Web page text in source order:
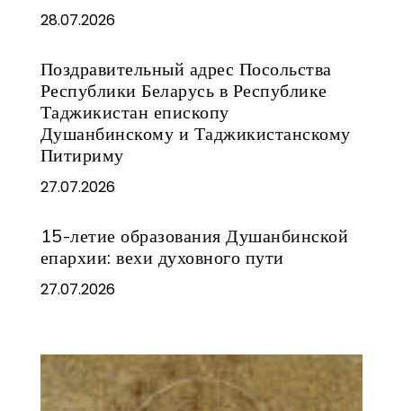
28.07.2026
Поздравительный адрес Посольства
Республики Беларусь в Республике
Таджикистан епископу
Душанбинскому и Таджикистанскому
Питириму
27.07.2026
15-летие образования Душанбинской
епархии: вехи духовного пути
27.07.2026